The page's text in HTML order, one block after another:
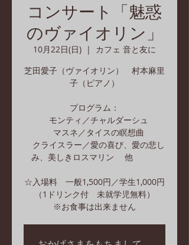
コンサート「魅惑
のヴァイオリン」
10月22日(日)
  |
カフェ 音と友に
芝田愛子（ヴァイオリン） 村本麻里
子（ピアノ）
プログラム：
モンティ／チャルダーシュ
マスネ／タイスの瞑想曲
クライスラー／愛の喜び、愛の悲し
み、美しきロスマリン 他
☆入場料 一般1,500円／学生1,000円
（1ドリンク付 未就学児無料）
※お食事は出来ません